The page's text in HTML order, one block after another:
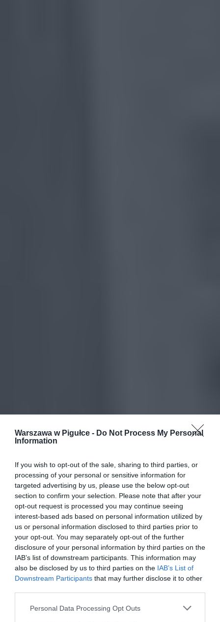
Warszawa w Pigułce - Do Not Process My Personal
Information
If you wish to opt-out of the sale, sharing to third parties, or
processing of your personal or sensitive information for
targeted advertising by us, please use the below opt-out
section to confirm your selection. Please note that after your
opt-out request is processed you may continue seeing
interest-based ads based on personal information utilized by
us or personal information disclosed to third parties prior to
your opt-out. You may separately opt-out of the further
disclosure of your personal information by third parties on the
IAB’s list of downstream participants. This information may
also be disclosed by us to third parties on the IAB’s List of
Downstream Participants that may further disclose it to other
Personal Data Processing Opt Outs